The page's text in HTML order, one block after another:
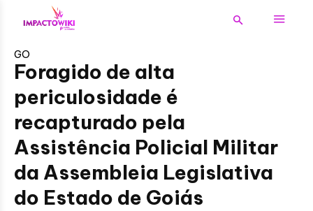
GO
Foragido de alta
periculosidade é
recapturado pela
Assistência Policial Militar
da Assembleia Legislativa
do Estado de Goiás